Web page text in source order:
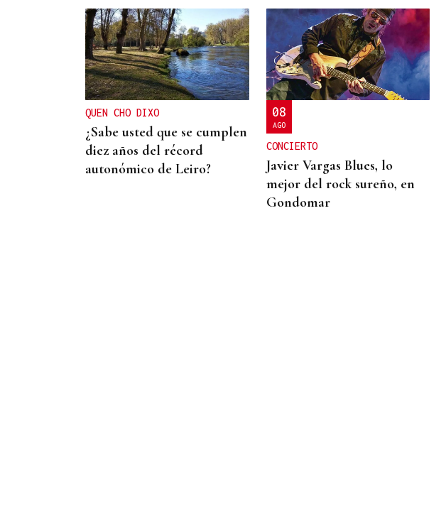
CANEDO
Un herido en la colisión
entre dos coches en la
entrada a las termas de
Outariz
QUEN CHO DIXO
¿Sabe usted que se cumplen
diez años del récord
autonómico de Leiro?
08
AGO
CONCIERTO
Javier Vargas Blues, lo
mejor del rock sureño, en
Gondomar